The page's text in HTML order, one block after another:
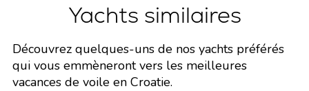
Yachts similaires
Découvrez quelques-uns de nos yachts préférés
qui vous emmèneront vers les meilleures
vacances de voile en Croatie.